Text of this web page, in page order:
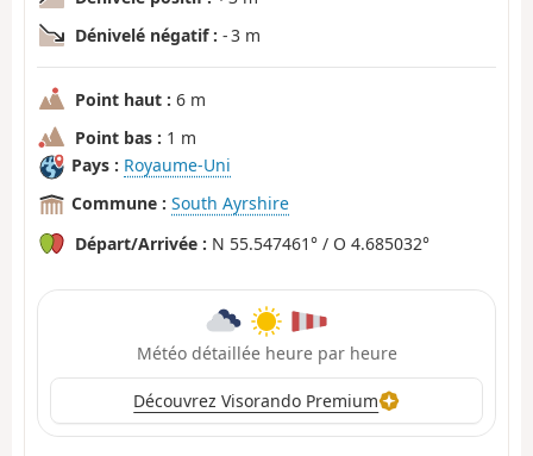
Dénivelé négatif : - 3 m
Point haut : 6 m
Point bas : 1 m
Pays : Royaume-Uni
Commune : South Ayrshire
Départ/Arrivée : N 55.547461° / O 4.685032°
Météo détaillée heure par heure
Découvrez Visorando Premium